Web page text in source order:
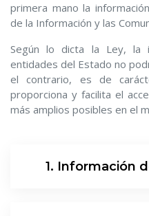
primera mano la
de la Información y las
Según lo dicta la Ley, la
entidades del Estado no
el contrario, es de
proporciona y facilita el
más amplios posibles en el
1. Información